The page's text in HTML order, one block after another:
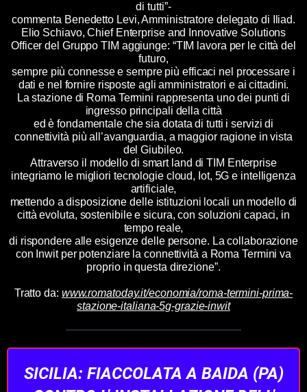
di tutti”-
commenta Benedetto Levi, Amministratore delegato di Iliad.
Elio Schiavo, Chief Enterprise and Innovative Solutions
Officer del Gruppo TIM aggiunge: “TIM lavora per le città del
futuro,
sempre più connesse e sempre più efficaci nel processare i
dati e nel fornire risposte agli amministratori e ai cittadini.
La stazione di Roma Termini rappresenta uno dei punti di
ingresso principali della città
ed è fondamentale che sia dotata di tutti i servizi di
connettività più all’avanguardia, a maggior ragione in vista
del Giubileo.
Attraverso il modello di smart land di TIM Enterprise
integriamo le migliori tecnologie cloud, Iot, 5G e intelligenza
artificiale,
mettendo a disposizione delle istituzioni locali un modello di
città evoluta, sostenibile e sicura, con soluzioni capaci, in
tempo reale,
di rispondere alle esigenze delle persone. La collaborazione
con Inwit per potenziare la connettività a Roma Termini va
proprio in questa direzione”.
Tratto da: www.romatoday.it/economia/roma-termini-prima-
stazione-italiana-5g-grazie-inwit
SICILIA: FIACCOLATA A BAIDA (PA)